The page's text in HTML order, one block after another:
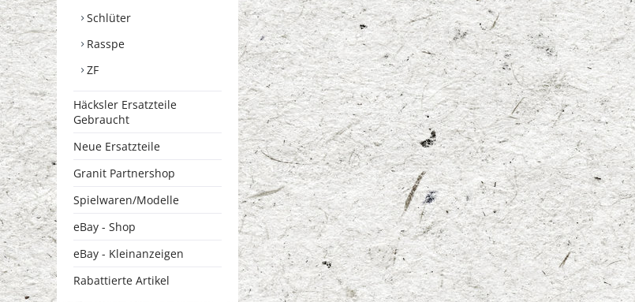
Schlüter
Rasspe
ZF
Häcksler Ersatzteile
Gebraucht
Neue Ersatzteile
Granit Partnershop
Spielwaren/Modelle
eBay - Shop
eBay - Kleinanzeigen
Rabattierte Artikel